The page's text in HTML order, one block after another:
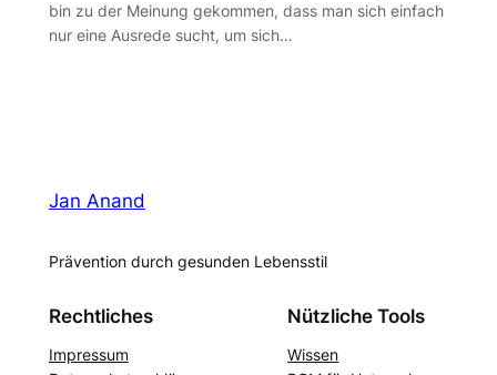
bin zu der Meinung gekommen, dass man sich einfach
nur eine Ausrede sucht, um sich…
Jan Anand
Prävention durch gesunden Lebensstil
Rechtliches
Impressum
Nützliche Tools
Wissen